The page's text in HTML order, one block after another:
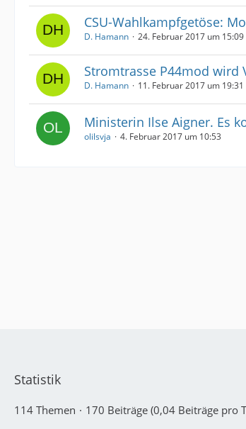
CSU-Wahlkampfgetöse:
D. Hamann 24. Februar 2017 um 15:09
Stromtrasse P44mod wird
D. Hamann 11. Februar 2017 um 19:31
Ministerin Ilse Aigner. Es
olilsvja 4. Februar 2017 um 10:53
Statistik
114 Themen 170 Beiträge (0,04 Beiträge pro